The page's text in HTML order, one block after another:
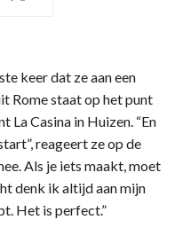
keer dat ze aan een
Rome staat op het punt
La Casina in Huizen. “En
reageert ze op de
Als je iets maakt, moet
denk ik altijd aan mijn
Het is perfect.”